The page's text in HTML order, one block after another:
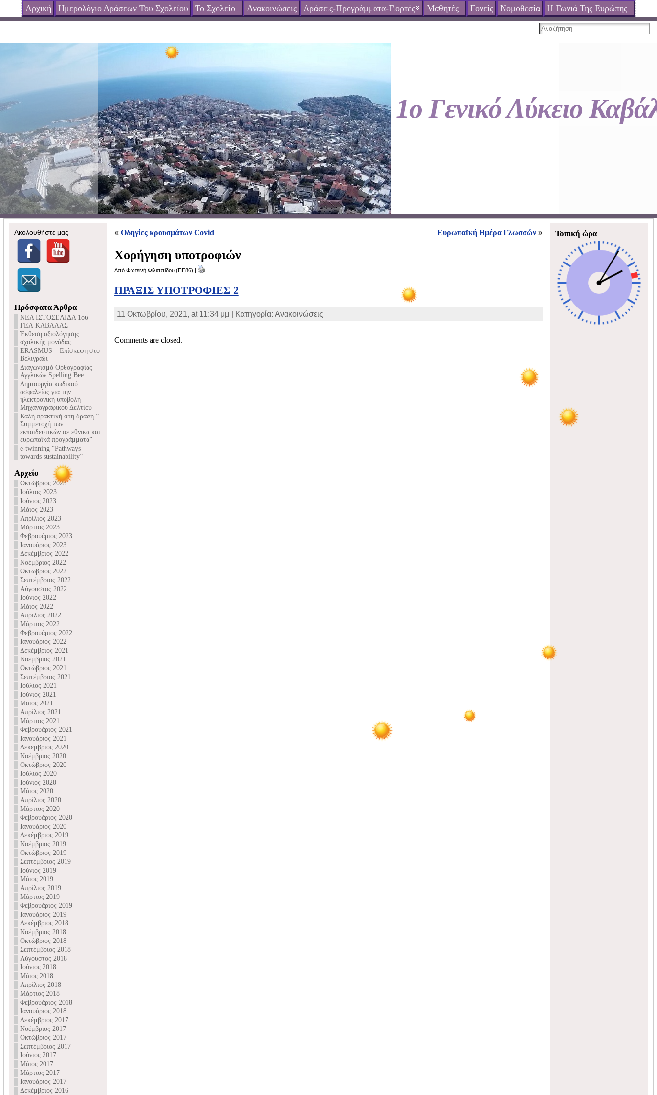
Αρχική Ημερολόγιο Δράσεων Του Σχολείου Το Σχολείο Ανακοινώσεις Δράσεις-Προγράμματα-Γιορτές Μαθητές Γονείς Νομοθεσία Η Γωνιά Της Ευρώπης
1ο Γενικό Λύκειο
Ακολουθήστε μας
Πρόσφατα Άρθρα
NEA ΙΣΤΟΣΕΛΙΔΑ 1ου
ΓΕΛ ΚΑΒΑΛΑΣ
Έκθεση αξιολόγησης
σχολικής μονάδας
ERASMUS – Επίσκεψη στο
Βελιγράδι
Διαγωνισμό Ορθογραφίας
Αγγλικών Spelling Bee
Δημιουργία κωδικού
ασφαλείας για την
ηλεκτρονική υποβολή
Μηχανογραφικού Δελτίου
Καλή πρακτική στη δράση ”
Συμμετοχή των
εκπαιδευτικών σε εθνικά και
ευρωπαϊκά προγράμματα”
e-twinning “Pathways
towards sustainability”
Αρχείο
Οκτώβριος 2023
Ιούλιος 2023
Ιούνιος 2023
Μάιος 2023
Απρίλιος 2023
Μάρτιος 2023
Φεβρουάριος 2023
Ιανουάριος 2023
Δεκέμβριος 2022
Νοέμβριος 2022
Οκτώβριος 2022
Σεπτέμβριος 2022
Αύγουστος 2022
Ιούνιος 2022
Μάιος 2022
Απρίλιος 2022
Μάρτιος 2022
Φεβρουάριος 2022
Ιανουάριος 2022
Δεκέμβριος 2021
Νοέμβριος 2021
Οκτώβριος 2021
Σεπτέμβριος 2021
Ιούλιος 2021
Ιούνιος 2021
Μάιος 2021
Απρίλιος 2021
Μάρτιος 2021
Φεβρουάριος 2021
Ιανουάριος 2021
Δεκέμβριος 2020
Νοέμβριος 2020
Οκτώβριος 2020
Ιούλιος 2020
Ιούνιος 2020
Μάιος 2020
Απρίλιος 2020
Μάρτιος 2020
Φεβρουάριος 2020
Ιανουάριος 2020
Δεκέμβριος 2019
Νοέμβριος 2019
Οκτώβριος 2019
Σεπτέμβριος 2019
Ιούνιος 2019
Μάιος 2019
Απρίλιος 2019
Μάρτιος 2019
Φεβρουάριος 2019
Ιανουάριος 2019
Δεκέμβριος 2018
Νοέμβριος 2018
Οκτώβριος 2018
Σεπτέμβριος 2018
Αύγουστος 2018
Ιούνιος 2018
Μάιος 2018
Απρίλιος 2018
Μάρτιος 2018
Φεβρουάριος 2018
Ιανουάριος 2018
Δεκέμβριος 2017
Νοέμβριος 2017
Οκτώβριος 2017
Σεπτέμβριος 2017
Ιούνιος 2017
Μάιος 2017
Μάρτιος 2017
Ιανουάριος 2017
Δεκέμβριος 2016
« Οδηγίες κρουσμάτων Covid Ευρωπαϊκή Ημέρα Γλωσσών»
Xορήγηση υποτροφιών
Από Φωτεινή Φιλιππίδου (ΠΕ86) |
ΠΡΑΞΙΣ ΥΠΟΤΡΟΦΙΕΣ 2
11 Οκτωβρίου, 2021, at 11:34 μμ | Κατηγορία: Ανακοινώσεις
Comments are closed.
Τοπική ώρα